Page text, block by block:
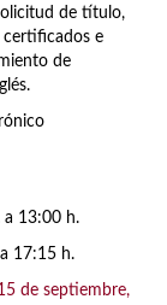
de título,
certificados e
de
a 13:00 h.
17:15 h.
de septiembre,